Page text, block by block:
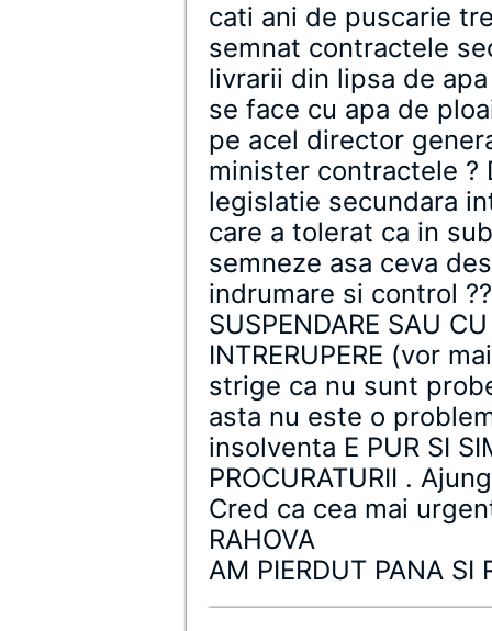
cati ani de puscarie
semnat contractele
livrarii din lipsa de
se face cu apa de
pe acel director
minister contractele ?
legislatie secundara
care a tolerat ca in
semneze asa ceva
indrumare si control
SUSPENDARE SAU
INTRERUPERE (vor
strige ca nu sunt
asta nu este o
insolventa E PUR SI
PROCURATURII .
Cred ca cea mai
RAHOVA
AM PIERDUT PANA SI